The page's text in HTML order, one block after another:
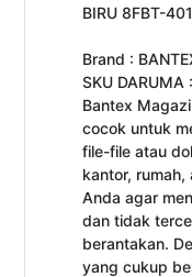
BIRU 8FBT-
Brand :
SKU DARUMA
Bantex
cocok untuk
file-file atau
kantor, rumah,
Anda agar
dan tidak
berantakan.
yang cukup